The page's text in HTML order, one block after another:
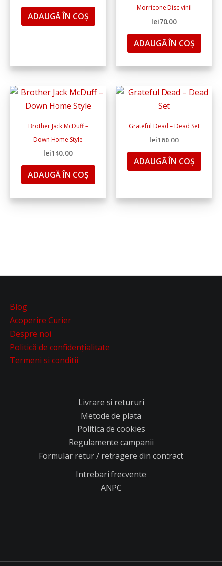
ADAUGĂ ÎN COȘ
Morricone Disc vinil
lei70.00
ADAUGĂ ÎN COȘ
Brother Jack McDuff –
Down Home Style
lei140.00
ADAUGĂ ÎN COȘ
Grateful Dead – Dead Set
lei160.00
ADAUGĂ ÎN COȘ
Blog
Acoperire Curier
Despre noi
Politică de confidențialitate
Termeni si conditii
Livrare si retururi
Metode de plata
Politica de cookies
Regulamente campanii
Formular retur / retragere din contract
Intrebari frecvente
ANPC